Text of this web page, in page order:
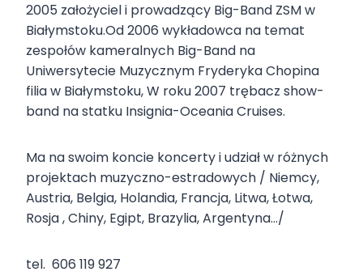
2005 założyciel i prowadzący Big-Band ZSM w
Białymstoku.Od 2006 wykładowca na temat
zespołów kameralnych Big-Band na
Uniwersytecie Muzycznym Fryderyka Chopina
filia w Białymstoku, W roku 2007 trębacz show-
band na statku Insignia-Oceania Cruises.
Ma na swoim koncie koncerty i udział w różnych
projektach muzyczno-estradowych / Niemcy,
Austria, Belgia, Holandia, Francja, Litwa, Łotwa,
Rosja , Chiny, Egipt, Brazylia, Argentyna…/
tel. 606 119 927